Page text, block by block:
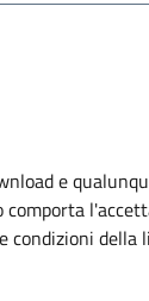
e
condizioni della